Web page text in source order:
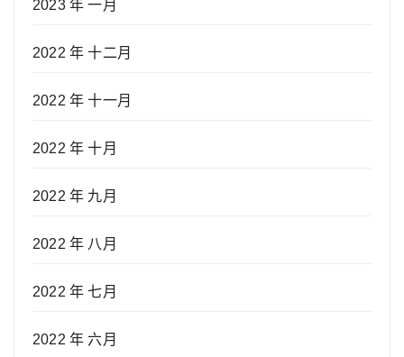
2023 年 一月
2022 年 十二月
2022 年 十一月
2022 年 十月
2022 年 九月
2022 年 八月
2022 年 七月
2022 年 六月